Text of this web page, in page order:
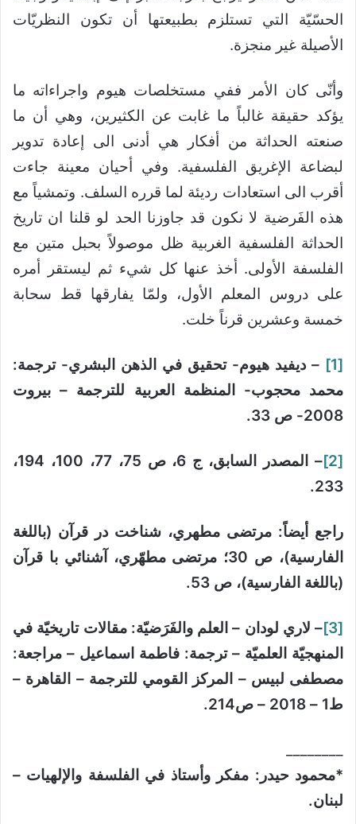
الحسّيّة التي تستلزم بطبيعتها أن تكون النظريّات
الأصيلة غير منجزة.
وأنّى كان الأمر ففي مستخلصات هيوم واجراءاته ما
يؤكد حقيقة غالباً ما غابت عن الكثيرين، وهي أن ما
صنعته الحداثة من أفكار هي أدنى الى إعادة تدوير
لبضاعة الإغريق الفلسفية. وفي أحيان معينة جاءت
أقرب الى استعادات رديئة لما قرره السلف. وتمشياً مع
هذه الفَرضية لا نكون قد جاوزنا الحد لو قلنا ان تاريخ
الحداثة الفلسفية الغربية ظل موصولاً بحبل متين مع
الفلسفة الأولى. أخذ عنها كل شيء ثم ليستقر أمره
على دروس المعلم الأول، ولمّا يفارقها قط سحابة
خمسة وعشرين قرناً خلت.
[1]
– ديفيد هيوم- تحقيق في الذهن البشري- ترجمة:
محمد محجوب- المنظمة العربية للترجمة – بيروت
2008- ص 33.
[2]
– المصدر السابق، ج 6، ص 75، 77، 100، 194،
233.
راجع أيضاً: مرتضى مطهري، شناخت در قرآن (باللغة
الفارسية)، ص 30؛ مرتضى مطهّري، آشنائي با قرآن
(باللغة الفارسية)، ص 53.
[3]
– لاري لودان – العلم والفَرَضيّة: مقالات تاريخيّة في
المنهجيّة العلميّة – ترجمة: فاطمة اسماعيل – مراجعة:
مصطفى لبيس – المركز القومي للترجمة – القاهرة –
ط1 – 2018 – ص214.
*محمود حيدر: مفكر وأستاذ في الفلسفة والإلهيات –
لبنان.